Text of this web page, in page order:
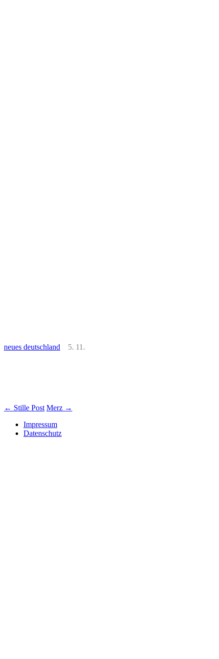
neues deutschland 5. 11.
Beitrags-
Navigation
← Stille Post Merz →
Impressum
Datenschutz